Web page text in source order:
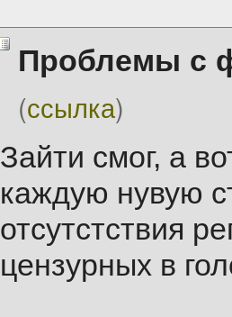
Проблемы с
(ссылка)
Зайти смог, а
каждую нувую
отсутстствия
цензурных в